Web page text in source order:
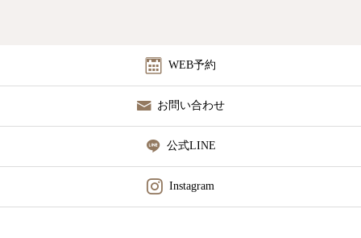
WEB予約
お問い合わせ
公式LINE
Instagram